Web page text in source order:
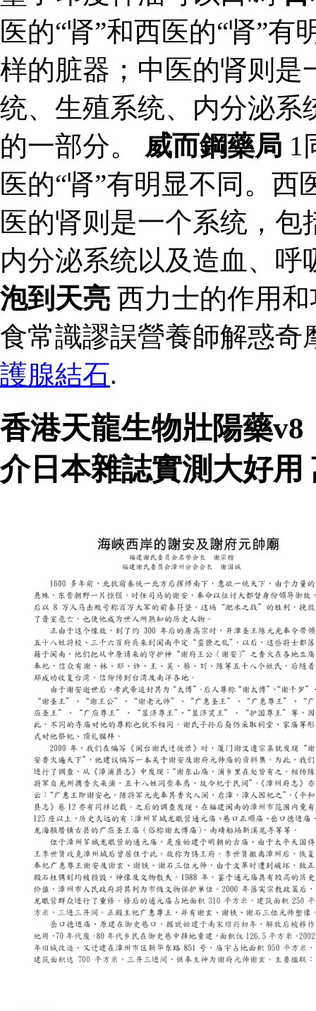
医的“肾”和西医的“肾”
样的脏器；中医的肾则是
统、生殖系统、内分泌系
的一部分。 威而鋼藥局 1
医的“肾”有明显不同。
医的肾则是一个系统，
内分泌系统以及造血、
泡到天亮 西力士的作用
食常識謬誤營養師解惑
護腺結石.
香港天龍生物壯陽藥
介日本雜誌實測大好用